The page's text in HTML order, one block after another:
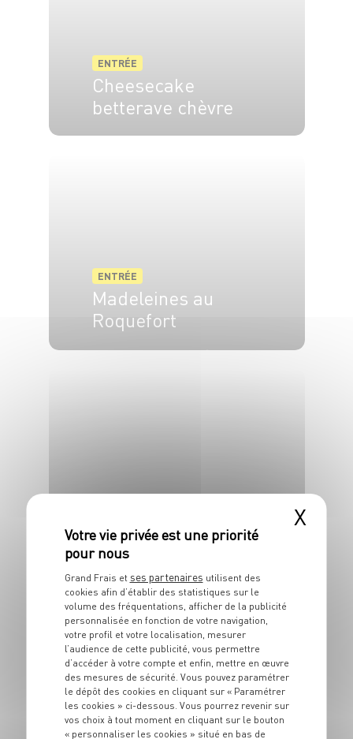
ENTRÉE
Cheesecake
betterave chèvre
ENTRÉE
Madeleines au
Roquefort
Tatin d'endives
25 min
ENTRÉE
Tiramisu façon
crumble parmesan
X
Grand Frais et ses partenaires utilisent des
cookies afin d’établir des statistiques sur le
volume des fréquentations, afficher de la publicité
personnalisée en fonction de votre navigation,
votre profil et votre localisation, mesurer
l’audience de cette publicité, vous permettre
d’accéder à votre compte et enfin, mettre en œuvre
des mesures de sécurité. Vous pouvez paramétrer
le dépôt des cookies en cliquant sur « Paramétrer
les cookies » ci-dessous. Vous pourrez revenir sur
vos choix à tout moment en cliquant sur le bouton
« personnaliser les cookies » situé en bas de